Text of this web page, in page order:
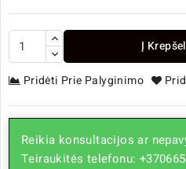
Į
Pridėti Prie Palyginimo
Reikia konsultacijos ar
Teiraukitės telefonu: